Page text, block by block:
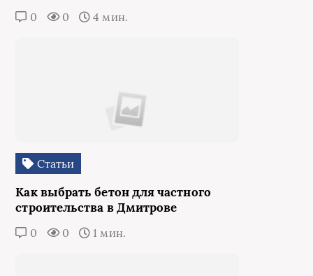
0 0 4 мин.
Статьи
Как выбрать бетон для частного
строительства в Дмитрове
0 0 1 мин.